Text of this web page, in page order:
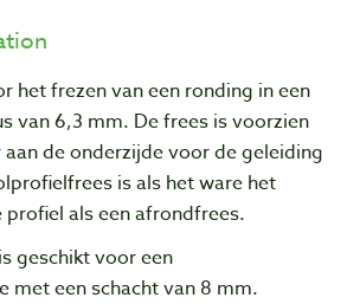
het frezen van een ronding in een
van 6,3 mm. De frees is voorzien
de onderzijde voor de geleiding
is als het ware het
als een afrondfrees.
geschikt voor een
met een schacht van 8 mm.